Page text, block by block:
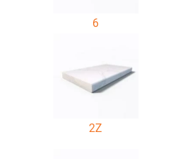
6
2Z